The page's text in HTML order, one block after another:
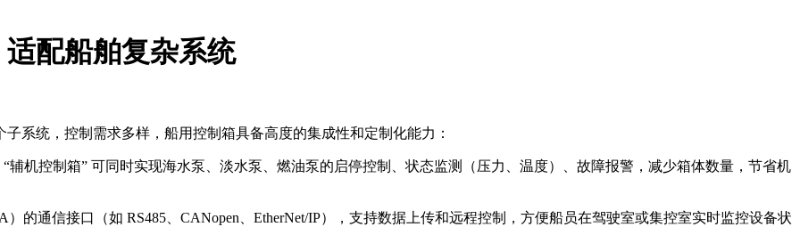
配船舶复杂系统
系统，控制需求多样，船用控制箱具备高度的集成性和定制化能力：
机控制箱” 可同时实现海水泵、淡水泵、燃油泵的启停控制、状态监测（压力、温度）、故障报警，减少箱体数量，节省机
的通信接口（如 RS485、CANopen、EtherNet/IP），支持数据上传和远程控制，方便船员在驾驶室或集控室实时监控设备状